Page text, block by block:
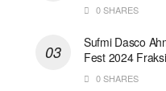
0 SHARES
Sufmi Dasco
Fest 2024
0 SHARES